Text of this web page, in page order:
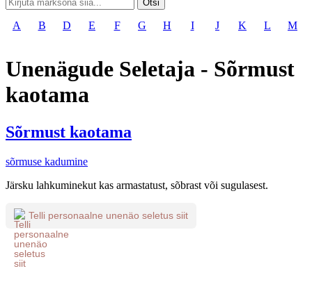
Otsi
A B D E F G H I J K L M
Unenägude Seletaja - Sõrmust
kaotama
Sõrmust kaotama
sõrmuse kadumine
Järsku lahkuminekut kas armastatust, sõbrast või sugulasest.
Telli personaalne unenäo seletus siit